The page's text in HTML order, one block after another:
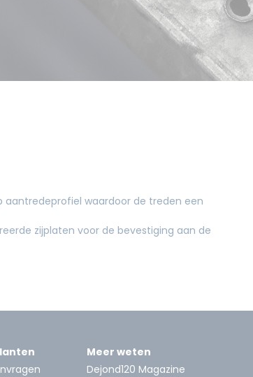
aantredeprofiel waardoor de treden een
zijplaten voor de bevestiging aan de
Meer weten
Dejond120 Magazine